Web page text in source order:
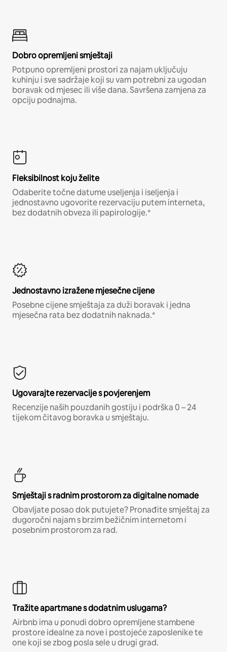
Dobro opremljeni smještaji
Potpuno opremljeni prostori za najam uključuju
kuhinju i sve sadržaje koji su vam potrebni za ugodan
boravak od mjesec ili više dana. Savršena zamjena za
opciju podnajma.
Fleksibilnost koju želite
Odaberite točne datume useljenja i iseljenja i
jednostavno ugovorite rezervaciju putem interneta,
bez dodatnih obveza ili papirologije.*
Jednostavno izražene mjesečne cijene
Posebne cijene smještaja za duži boravak i jedna
mjesečna rata bez dodatnih naknada.*
Ugovarajte rezervacije s povjerenjem
Recenzije naših pouzdanih gostiju i podrška 0 – 24
tijekom čitavog boravka u smještaju.
Smještaji s radnim prostorom za digitalne nomade
Obavljate posao dok putujete? Pronađite smještaj za
dugoročni najam s brzim bežičnim internetom i
posebnim prostorom za rad.
Tražite apartmane s dodatnim uslugama?
Airbnb ima u ponudi dobro opremljene stambene
prostore idealne za nove i postojeće zaposlenike te
one koji se zbog posla sele u drugi grad.